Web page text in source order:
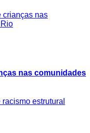
nas comunidades